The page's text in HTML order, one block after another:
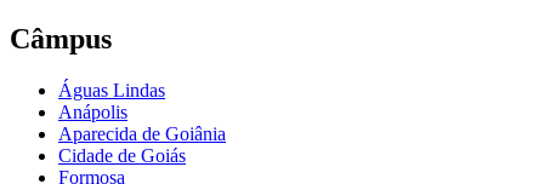
Câmpus
Águas Lindas
Anápolis
Aparecida de Goiânia
Cidade de Goiás
Formosa